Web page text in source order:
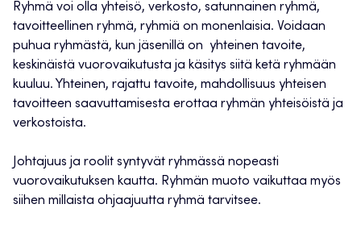
Ryhmä voi olla yhteisö, verkosto, satunnainen ryhmä,
tavoitteellinen ryhmä, ryhmiä on monenlaisia. Voidaan
puhua ryhmästä, kun jäsenillä on yhteinen tavoite,
keskinäistä vuorovaikutusta ja käsitys siitä ketä ryhmään
kuuluu. Yhteinen, rajattu tavoite, mahdollisuus yhteisen
tavoitteen saavuttamisesta erottaa ryhmän yhteisöistä ja
verkostoista.
Johtajuus ja roolit syntyvät ryhmässä nopeasti
vuorovaikutuksen kautta. Ryhmän muoto vaikuttaa myös
siihen millaista ohjaajuutta ryhmä tarvitsee.